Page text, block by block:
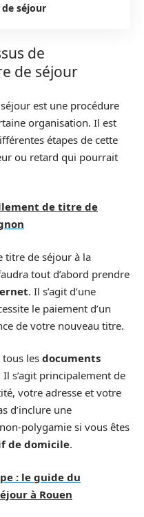
séjour
de
de séjour
est une procédure
organisation. Il est
étapes de cette
ou retard qui pourrait
de titre de
titre de séjour à la
tout d’abord prendre
. Il s’agit d’une
le paiement d’un
de votre nouveau titre.
les documents
s’agit principalement de
votre adresse et votre
d’inclure une
polygamie si vous êtes
de domicile.
: le guide du
à Rouen